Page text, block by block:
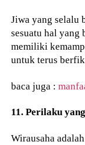
Jiwa yang selalu
sesuatu hal yang
memiliki
untuk terus
baca juga :
11. Perilaku
Wirausaha